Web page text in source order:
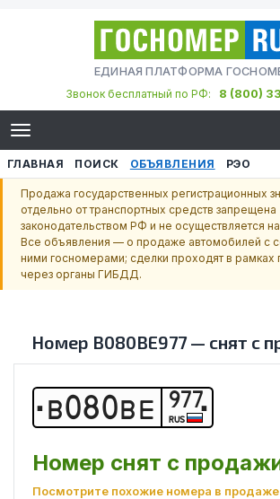
ЕДИНАЯ ПЛАТФОРМА
Звонок бесплатный по РФ:
8 (800)
ГЛАВНАЯ ПОИСК ОБЪЯВЛЕНИЯ РЭО
Продажа государственных регистрационных
отдельно от транспортных средств запрещена
законодательством РФ и не осуществляется
Все объявления — о продаже автомобилей с
ними госномерами; сделки проходят в рамках
через органы ГИБДД.
Номер В080ВЕ977— снят с
В080В Е 977
RUS
Номер снят с
Посмотрите похожие номера в